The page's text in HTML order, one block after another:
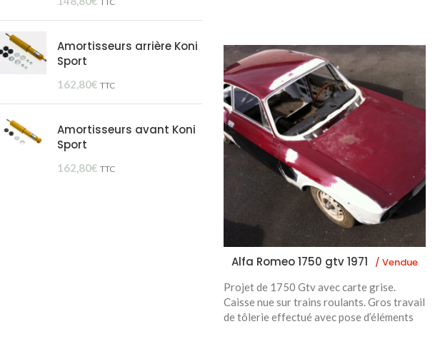
Amortisseurs arrière Koni
Sport
162,80€ TTC
Amortisseurs avant Koni
Sport
162,80€ TTC
Alfa Romeo 1750 gtv 1971 / Vendue
Projet de 1750 Gtv avec carte grise.
Caisse nue sur trains roulants. Gros travail
de tôlerie effectué avec pose d’éléments